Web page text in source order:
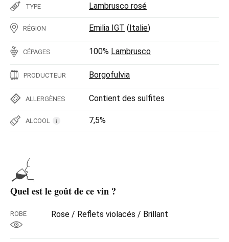
TYPE Lambrusco rosé
RÉGION Emilia IGT (Italie)
CÉPAGES 100% Lambrusco
PRODUCTEUR Borgofulvia
ALLERGÈNES Contient des sulfites
ALCOOL i 7,5%
Quel est le goût de ce vin ?
ROBE Rose / Reflets violacés / Brillant